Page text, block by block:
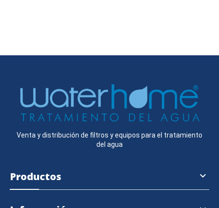
Venta y distribución de filtros y equipos para el tratamiento
del agua
Productos 